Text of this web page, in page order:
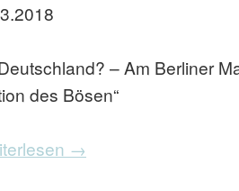
– Am Berliner
des Bösen“
→